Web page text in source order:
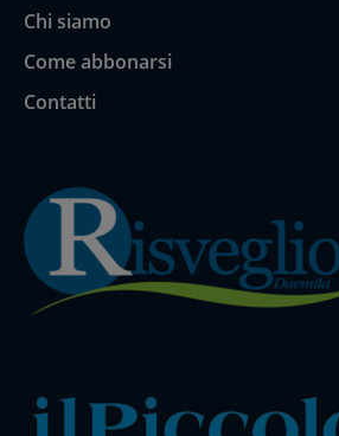
Chi siamo
Come abbonarsi
Contatti